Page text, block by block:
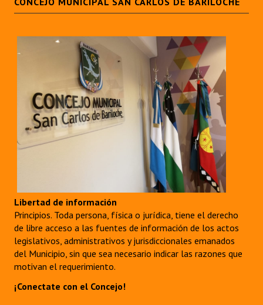
Libertad de información
Principios. Toda persona, física o jurídica, tiene el derecho
de libre acceso a las fuentes de información de los actos
legislativos, administrativos y jurisdiccionales emanados
del Municipio, sin que sea necesario indicar las razones que
motivan el requerimiento.
¡Conectate con el Concejo!